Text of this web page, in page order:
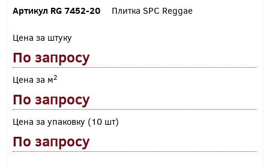
Артикул RG 7452-20 Плитка SPC Reggae
Цена за штуку
По запросу
Цена за м2
По запросу
Цена за упаковку (10 шт)
По запросу